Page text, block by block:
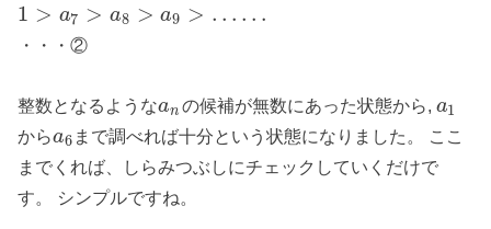
1 > a7 > a8 > a9 > … …
・・・②
整数となるようなan の候補が無数にあった状態から, a1
からa6 まで調べれば十分という状態になりました。 ここ
までくれば、しらみつぶしにチェックしていくだけで
す。 シンプルですね。